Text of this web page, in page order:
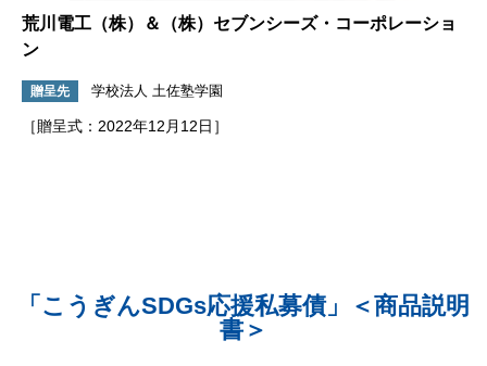
荒川電工（株）＆（株）セブンシーズ・コーポレーショ
ン
贈呈先 学校法人 土佐塾学園
［贈呈式：2022年12月12日］
「こうぎんSDGs応援私募債」＜商品説明
書＞